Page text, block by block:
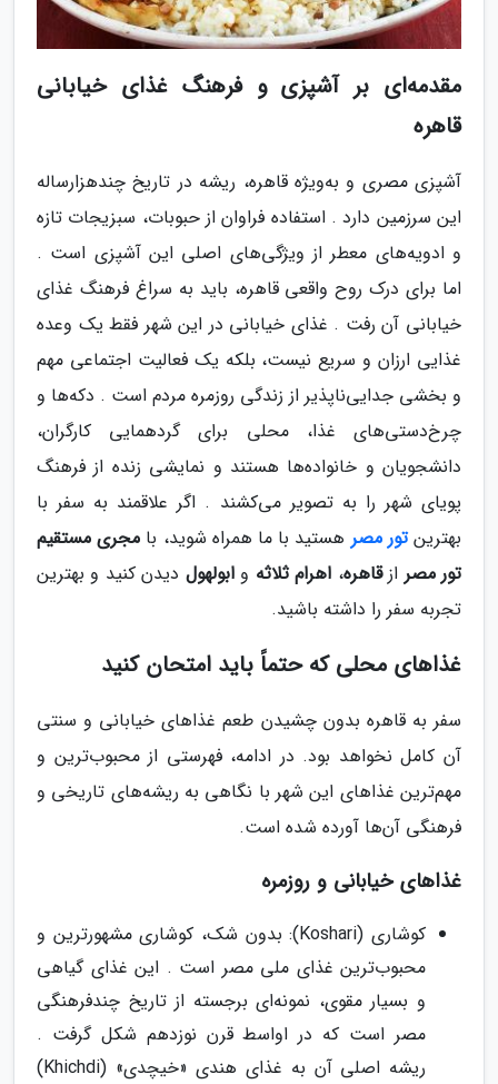
مقدمه‌ای بر آشپزی و فرهنگ غذای خیابانی
قاهره
آشپزی مصری و به‌ویژه قاهره، ریشه در تاریخ چندهزارساله
این سرزمین دارد . استفاده فراوان از حبوبات، سبزیجات تازه
و ادویه‌های معطر از ویژگی‌های اصلی این آشپزی است .
اما برای درک روح واقعی قاهره، باید به سراغ فرهنگ غذای
خیابانی آن رفت . غذای خیابانی در این شهر فقط یک وعده
غذایی ارزان و سریع نیست، بلکه یک فعالیت اجتماعی مهم
و بخشی جدایی‌ناپذیر از زندگی روزمره مردم است . دکه‌ها و
چرخ‌دستی‌های غذا، محلی برای گردهمایی کارگران،
دانشجویان و خانواده‌ها هستند و نمایشی زنده از فرهنگ
پویای شهر را به تصویر می‌کشند . اگر علاقمند به سفر با
بهترینتور مصر هستید با ما همراه شوید، با مجری مستقیم
تور مصر ازقاهره، اهرام ثلاثه وابولهول دیدن کنید و بهترین
تجربه سفر را داشته باشید.
غذاهای محلی که حتماً باید امتحان کنید
سفر به قاهره بدون چشیدن طعم غذاهای خیابانی و سنتی
آن کامل نخواهد بود. در ادامه، فهرستی از محبوب‌ترین و
مهم‌ترین غذاهای این شهر با نگاهی به ریشه‌های تاریخی و
فرهنگی آن‌ها آورده شده است.
غذاهای خیابانی و روزمره
کوشاری (Koshari): بدون شک، کوشاری مشهورترین و
محبوب‌ترین غذای ملی مصر است . این غذای گیاهی
و بسیار مقوی، نمونه‌ای برجسته از تاریخ چندفرهنگی
مصر است که در اواسط قرن نوزدهم شکل گرفت .
ریشه اصلی آن به غذای هندی «خیچدی» (Khichdi)